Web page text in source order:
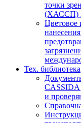
точки
(ХАССП)
Цветовое
Тех. библиотека
CASSIDA
и